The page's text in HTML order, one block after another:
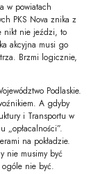
w powiatach
PKS Nova znika z
nikt nie jeździ, to
akcyjna musi go
Brzmi logicznie,
Podlaskie.
A gdyby
i Transportu w
„opłacalności”.
na pokładzie.
nie musimy być
nie być.